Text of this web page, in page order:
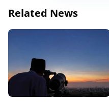
Related News